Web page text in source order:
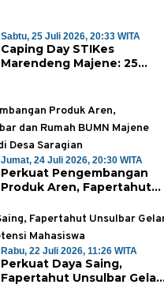
Sabtu, 25 Juli 2026, 20:33 WITA
Caping Day STIKes
Marendeng Majene: 25
Klinik Perdana
Jumat, 24 Juli 2026, 20:30 WITA
Perkuat Pengembangan
Produk Aren, Fapertahut
Majene Jalin Kerja Sama di
Desa Saragian
Rabu, 22 Juli 2026, 11:26 WITA
Perkuat Daya Saing,
Fapertahut Unsulbar Gelar